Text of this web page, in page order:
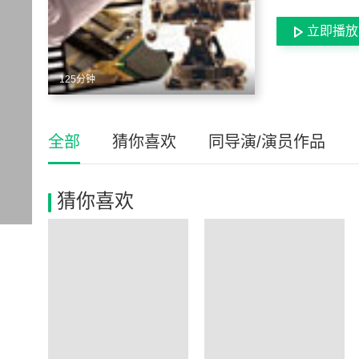
125分钟
立即播放
全部 猜你喜欢 同导演/演员作品
猜你喜欢